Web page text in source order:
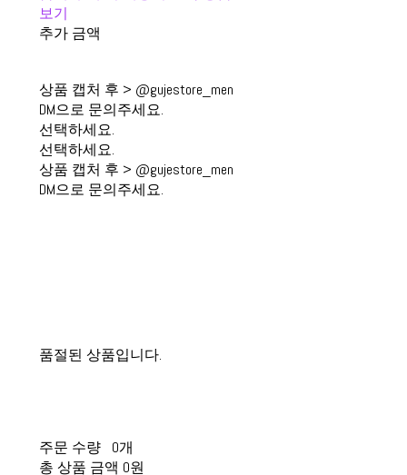
보기
추가 금액
상품 캡처 후 > @gujestore_men
DM으로 문의주세요.
선택하세요.
선택하세요.
상품 캡처 후 > @gujestore_men
DM으로 문의주세요.
품절된 상품입니다.
주문 수량
0개
총 상품 금액 0원